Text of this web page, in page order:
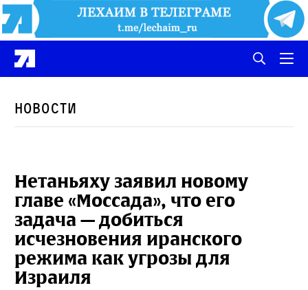
Новости
Нетаньяху заявил новому
главе «Моссада», что его
задача — добиться
исчезновения иранского
режима как угрозы для
Израиля